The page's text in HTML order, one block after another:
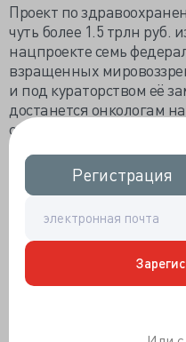
Регистрация
Регистрация
Проект по
чуть более 1.5 трлн руб.
нацпроекте семь
взращенных
и под кураторством её
достанется онкологам
существующих ЛПУ и
референс-центров.
субсидии позволят
увеличить расходы на
350 на 100 тысяч
развернут сети по
«инфраструктуру» 34